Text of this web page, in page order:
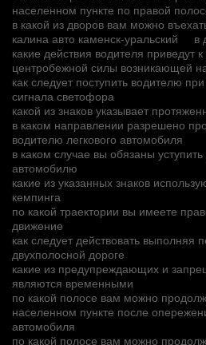
населенном пункте по правой
в какой из дворов вам можно
калина авто каменск-уральский
в
какие действия водителя приведут
центробежной силы возникающей
как следует поступить водителю
сигнала светофора
какой из знаков указывает
в каком направлении разрешено
водителю легкового автомобиля
в каком случае вы обязаны
автомобилю
какие из указанных знаков
кемпинга
по какой траектории вы имеете
движение
как следует действовать выполняя
двухполосной дороге
какие из предупреждающих и
являются временными
по какой полосе вам можно
населенном пункте после
автомобиля
по какой полосе вам можно